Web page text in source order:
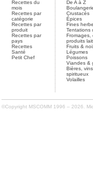
Recettes du
mois
Recettes par
catégorie
Recettes par
produit
Recettes par
pays
Recettes
Santé
Petit Chef
De A à Z
Crustacés
Épices
Fines
Tentations
Fromages,
produits
Fruits &
Légumes
Poissons
Viandes &
Bières,
spiritueux
Volailles
©Copyright MSCOMM 1996 – 2026.